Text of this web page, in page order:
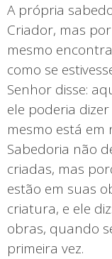
A própria
Criador, mas
mesmo
como se
Senhor disse:
ele poderia
mesmo está em
Sabedoria não
criadas, mas
estão em suas
criatura, e ele
obras, quando
primeira vez.